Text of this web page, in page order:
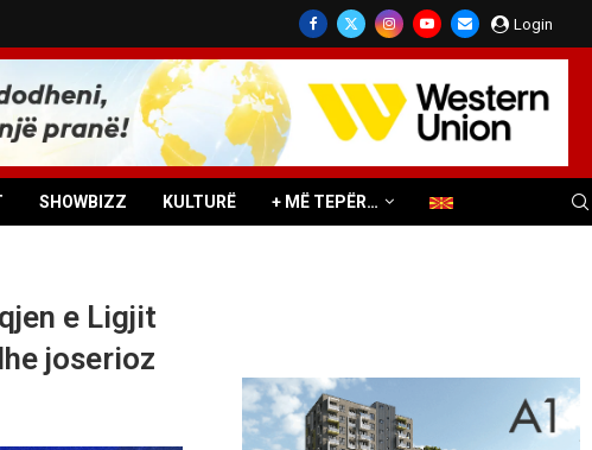
Login
SHOWBIZZ KULTURË + MË TEPËR…
e Ligjit
joserioz